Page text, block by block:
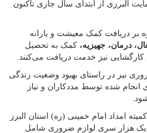
حمایت البرزی از ابتدای سال جاری تاکنون
بر دریافت کمک معیشت و یارانه
درمان، جهیزیه، کمک به تحصیل
نیز خدمت دریافت می‌کنند.
نیز در راستای بهبود وضعیت زندگی
شده توسط مددکاران و نیاز
امداد امام خمینی (ره) استان البرز
یک هزار سری لوازم ضروری شامل